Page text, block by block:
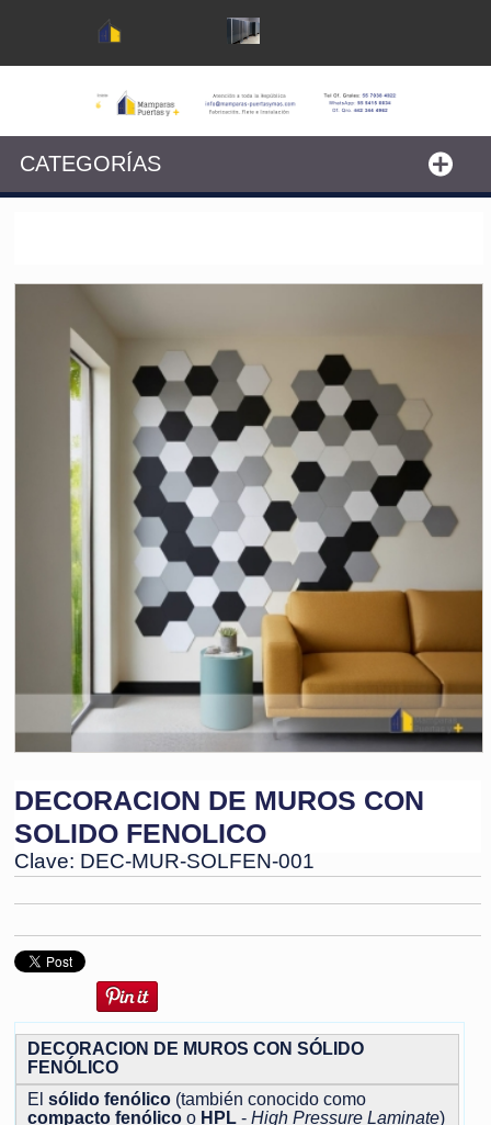
CATEGORÍAS
DECORACION DE MUROS CON
SOLIDO FENOLICO
Clave: DEC-MUR-SOLFEN-001
DECORACION DE MUROS CON SÓLIDO
FENÓLICO
Elsólido fenólico (también conocido como
compacto fenólico o HPL -High Pressure Laminate)